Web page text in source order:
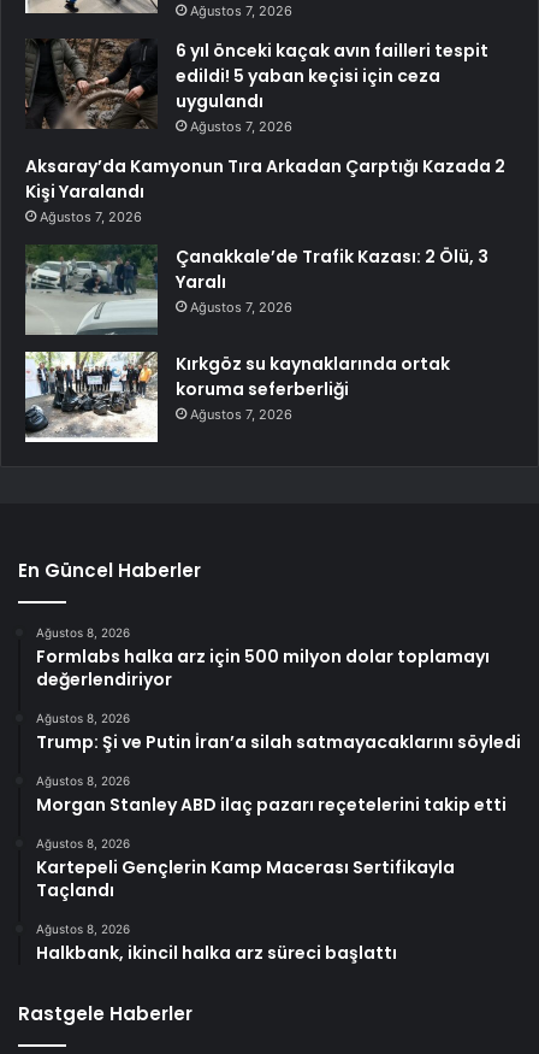
Ağustos 7, 2026
6 yıl önceki kaçak avın failleri tespit
edildi! 5 yaban keçisi için ceza
uygulandı
Ağustos 7, 2026
Aksaray’da Kamyonun Tıra Arkadan Çarptığı Kazada 2
Kişi Yaralandı
Ağustos 7, 2026
Çanakkale’de Trafik Kazası: 2 Ölü, 3
Yaralı
Ağustos 7, 2026
Kırkgöz su kaynaklarında ortak
koruma seferberliği
Ağustos 7, 2026
En Güncel Haberler
Ağustos 8, 2026
Formlabs halka arz için 500 milyon dolar toplamayı
değerlendiriyor
Ağustos 8, 2026
Trump: Şi ve Putin İran’a silah satmayacaklarını söyledi
Ağustos 8, 2026
Morgan Stanley ABD ilaç pazarı reçetelerini takip etti
Ağustos 8, 2026
Kartepeli Gençlerin Kamp Macerası Sertifikayla
Taçlandı
Ağustos 8, 2026
Halkbank, ikincil halka arz süreci başlattı
Rastgele Haberler